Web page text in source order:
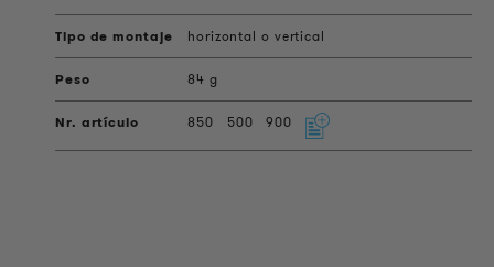
horizontal o vertical
84 g
850 500 900